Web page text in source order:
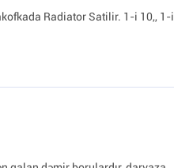
Radiator Satilir. 1-i 10,, 1-i